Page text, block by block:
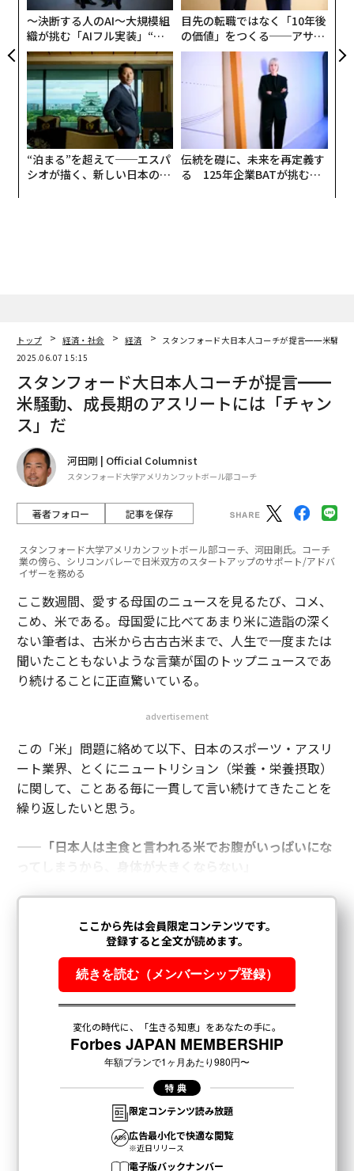
〜決断する人のAI〜大規模組
織が挑む「AIフル実装」“使
う”企業から“動く”企業へ【N
TTドコモビジネス×PwC】
目先の転職ではなく「10年後
の価値」をつくる──アサイ
ンの長期伴走型支援とは
“泊まる”を超えて──エスパ
シオが描く、新しい日本のラ
伝統を礎に、未来を再定義す
る 125年企業BATが挑むス
トップ 経済・社会 経済
スタンフォード大日本人コーチが提言━━米騒動
2025.06.07 15:15
スタンフォード大日本人コーチが提言━━
米騒動、成長期のアスリートには「チャン
ス」だ
河田剛 | Official Columnist
スタンフォード大学アメリカンフットボール部コーチ
著者フォロー 記事を保存
スタンフォード大学アメリカンフットボール部コーチ、河田剛氏。コーチ
業の傍ら、シリコンバレーで日米双方のスタートアップのサポート/アドバ
イザーを務める
ここ数週間、愛する母国のニュースを見るたび、コメ、
こめ、米である。母国愛に比べてあまり米に造詣の深く
ない筆者は、古米から古古古米まで、人生で一度または
聞いたこともないような言葉が国のトップニュースであ
り続けることに正直驚いている。
advertisement
この「米」問題に絡めて以下、日本のスポーツ・アスリ
ート業界、とくにニュートリション（栄養・栄養摂取）
に関して、ことある毎に一貫して言い続けてきたことを
繰り返したいと思う。
——「日本人は主食と言われる米でお腹がいっぱいにな
ってしまうから、身体が大きくならない」